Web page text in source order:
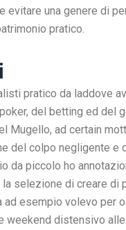
evitare una genere di
pratico.
pratico da laddove
del betting ed del
Mugello, ad certain
del colpo negligente e
da piccolo ho
selezione di creare di
esempio volevo per
weekend distensivo